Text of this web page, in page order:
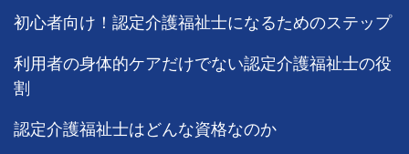
初心者向け！認定介護福祉士になるためのステップ
利用者の身体的ケアだけでない認定介護福祉士の役
割
認定介護福祉士はどんな資格なのか